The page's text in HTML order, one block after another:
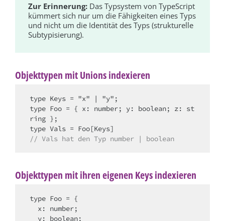
Zur Erinnerung: Das Typsystem von TypeScript
kümmert sich nur um die Fähigkeiten eines Typs
und nicht um die Identität des Typs (strukturelle
Subtypisierung).
Objekttypen mit Unions indexieren
type Keys = "x" | "y";
type Foo = { x: number; y: boolean; z: st
ring };
// Vals hat den Typ number | boolean
Objekttypen mit ihren eigenen Keys indexieren
type Foo = {